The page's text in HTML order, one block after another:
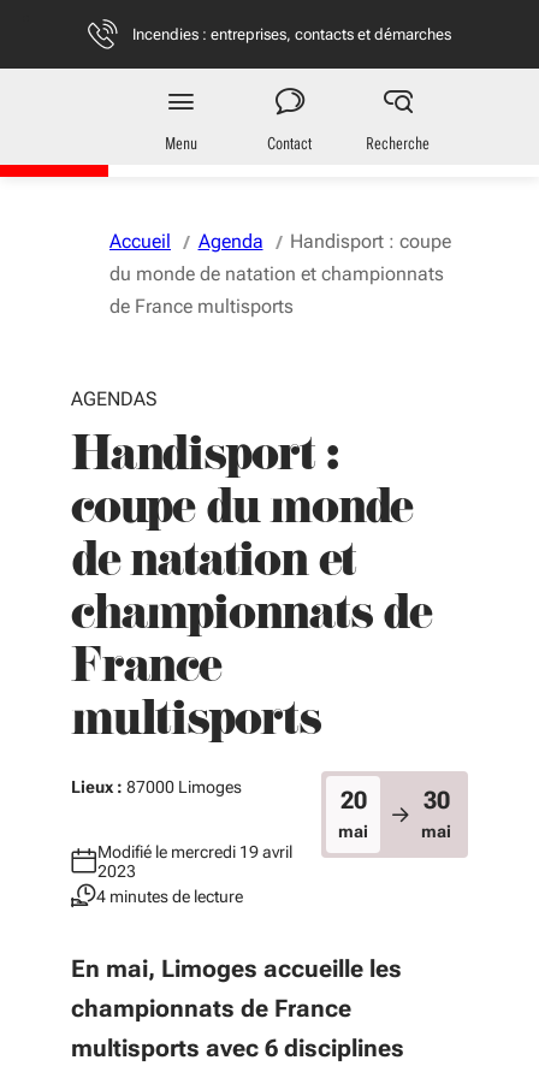
Vous naviguez en mode anonymisé,
Incendies : entreprises, contacts et démarches
Région
Nouvelle-Aquitaine
Menu Contact Recherche
Accueil Agenda
Handisport : coupe
du monde de natation et championnats
de France multisports
AGENDAS
Handisport :
coupe du monde
de natation et
championnats de
France
multisports
Lieux : 87000 Limoges
Modifié le mercredi 19 avril
2023
4 minutes de lecture
20
mai
30
mai
En mai, Limoges accueille les
championnats de France
multisports avec 6 disciplines